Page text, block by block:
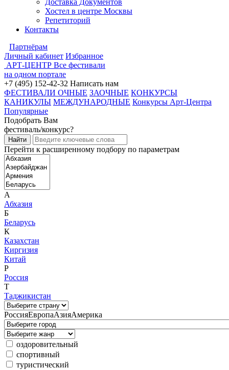
Доставка Документов
Хостел в центре Москвы
Репетиторий
Контакты
Партнёрам
Личный кабинет Избранное
АРТ-ЦЕНТР Все фестивали
на одном портале
+7 (495) 152-42-32 Написать нам
ФЕСТИВАЛИ ОЧНЫЕ ЗАОЧНЫЕ КОНКУРСЫ
КАНИКУЛЫ МЕЖДУНАРОДНЫЕ Конкурсы Арт-Центра
Популярные
Подобрать Вам
фестиваль/конкурс?
Перейти к расширенному подбору по параметрам
А
Абхазия
Б
Беларусь
К
Казахстан
Киргизия
Китай
Р
Россия
Т
Таджикистан
РоссияЕвропаАзияАмерика
оздоровительный
спортивный
туристический